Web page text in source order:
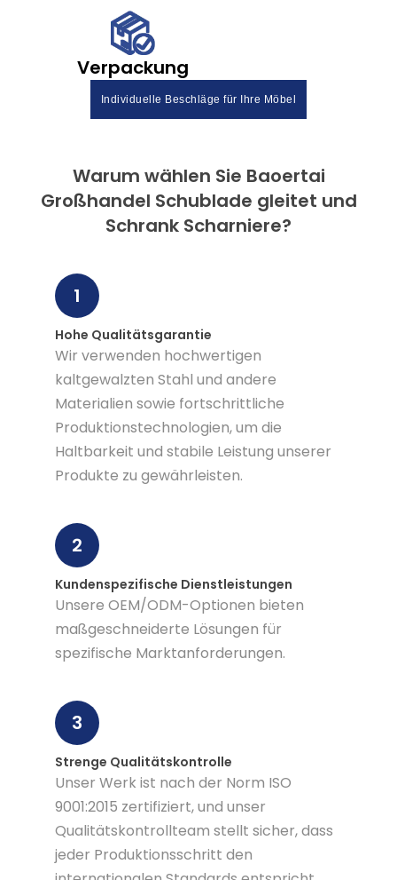
Verpackung
Individuelle Beschläge für Ihre Möbel
Warum wählen Sie Baoertai
Großhandel Schublade gleitet und
Schrank Scharniere?
1
Hohe Qualitätsgarantie
Wir verwenden hochwertigen
kaltgewalzten Stahl und andere
Materialien sowie fortschrittliche
Produktionstechnologien, um die
Haltbarkeit und stabile Leistung unserer
Produkte zu gewährleisten.
2
Kundenspezifische Dienstleistungen
Unsere OEM/ODM-Optionen bieten
maßgeschneiderte Lösungen für
spezifische Marktanforderungen.
3
Strenge Qualitätskontrolle
Unser Werk ist nach der Norm ISO
9001:2015 zertifiziert, und unser
Qualitätskontrollteam stellt sicher, dass
jeder Produktionsschritt den